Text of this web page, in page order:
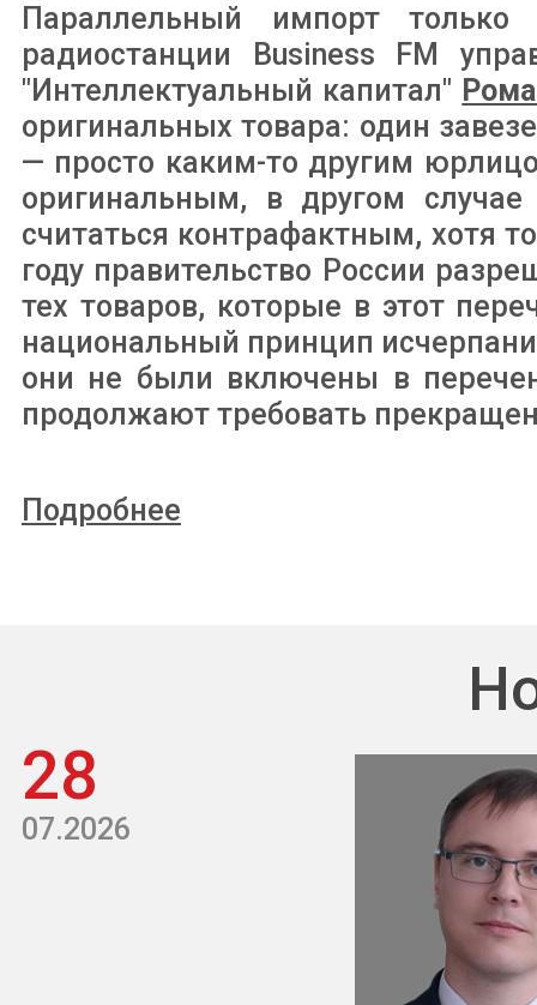
Параллельный импорт
радиостанции Business FM
"Интеллектуальный капитал"
оригинальных товара: один
— просто каким-то другим
оригинальным, в другом
считаться контрафактным, хотя
году правительство России
тех товаров, которые в этот
национальный принцип
они не были включены в
продолжают требовать
Подробнее
28
07.2026